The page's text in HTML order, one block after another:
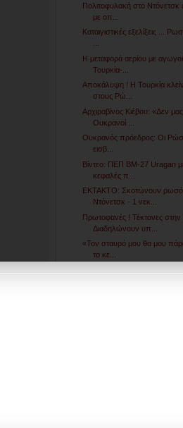
Πολιτοφυλακή στο Ντόνετσκ
με οπ...
Καταιγιστικές εξελίξεις ...
...
Η μεταφορά αερίου με
Τουρκία-...
Αποκάλυψη ! Η Τουρκία
στους Ρώ...
Αρχιραβίνος Κιέβου: «Δεν
Ουκρανοί ...
Ουκρανός πρόεδρος: Οι Ρώσοι
εισβ...
Βίντεο: ΠΕΠ ΒΜ-27 Uragan
κεφαλές π...
ΕΚΤΑΚΤΟ: Σκοτώνουν
Ντόνετσκ - 1 νεκ...
Πρωτοφανές ! Τέκτονες στην
Διαδηλώνουν υπ...
«Toν σταυρό μου θα μου
το κε...
Ο πρώην κατάσκοπος Σάββας
ΑΜΕΡΙΚΑΝΙΚΟ
"Μονομαχία" αμερικανικών
Διευθυντής CIA για πιθανή